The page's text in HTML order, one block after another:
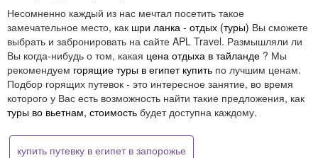
Несомненно каждый из нас мечтал посетить такое
замечательное место, как шри ланка - отдых (туры) Вы сможете
выбрать и забронировать на сайте APL Travel. Размышляли ли
Вы когда-нибудь о том, какая цена отдыха в тайланде ? Мы
рекомендуем горящие туры в египет купить по лучшим ценам.
Подбор горящих путевок - это интересное занятие, во время
которого у Вас есть возможность найти такие предложения, как
туры во вьетнам, стоимость будет доступна каждому.
купить путевку в египет в запорожье